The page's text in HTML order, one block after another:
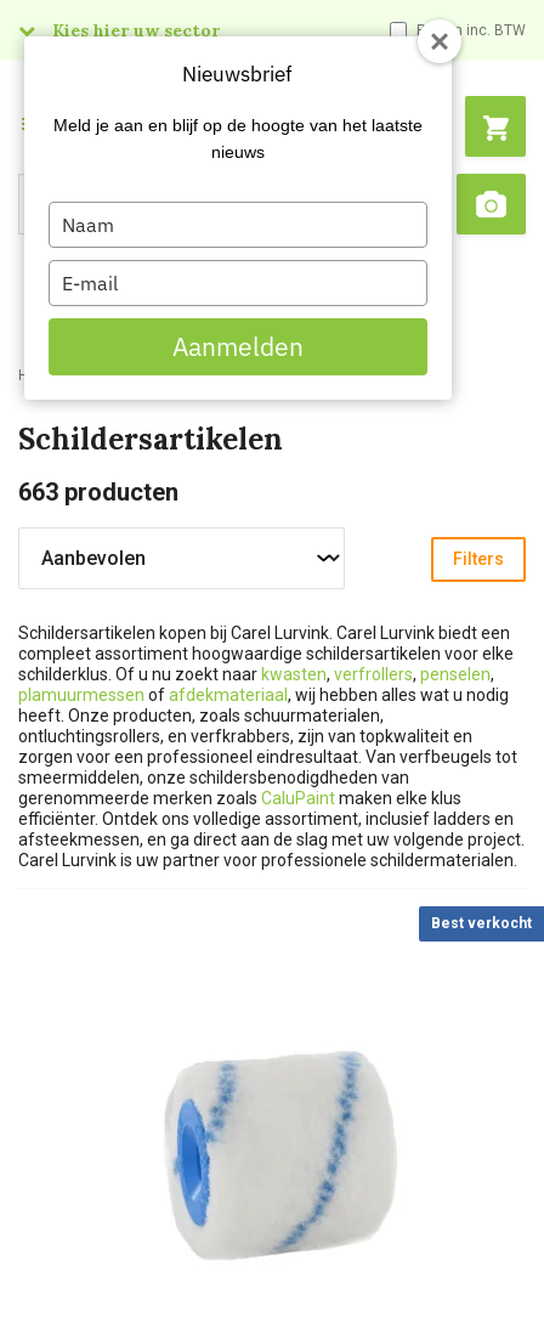
Kies hier uw sector Prijzen inc. BTW
Search
Menu
Home Webshop Schildersartikelen
Schildersartikelen
663 producten
Filters
Schildersartikelen kopen bij Carel Lurvink. Carel Lurvink biedt een
compleet assortiment hoogwaardige schildersartikelen voor elke
schilderklus. Of u nu zoekt naar kwasten, verfrollers, penselen,
plamuurmessen ofafdekmateriaal , wij hebben alles wat u nodig
heeft. Onze producten, zoals schuurmaterialen,
ontluchtingsrollers, en verfkrabbers, zijn van topkwaliteit en
zorgen voor een professioneel eindresultaat. Van verfbeugels tot
smeermiddelen, onze schildersbenodigdheden van
gerenommeerde merken zoals CaluPaintmaken elke klus
efficiënter. Ontdek ons volledige assortiment, inclusief ladders en
afsteekmessen, en ga direct aan de slag met uw volgende project.
Carel Lurvink is uw partner voor professionele schildermaterialen.
Best verkocht
Nieuwsbrief
Meld je aan en blijf op de hoogte van het laatste
nieuws
Type
your
name
Type
your
email
Aanmelden